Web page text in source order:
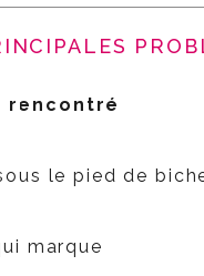
rencontré
le pied de
marque